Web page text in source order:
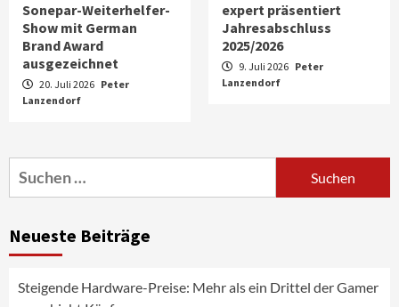
Sonepar-Weiterhelfer-
Show mit German
Brand Award
ausgezeichnet
20. Juli 2026 Peter
Lanzendorf
expert präsentiert
Jahresabschluss
2025/2026
9. Juli 2026 Peter
Lanzendorf
Suchen
nach:
Neueste Beiträge
Steigende Hardware-Preise: Mehr als ein Drittel der Gamer
4
News aus dem Internet
Fernsehgeräte